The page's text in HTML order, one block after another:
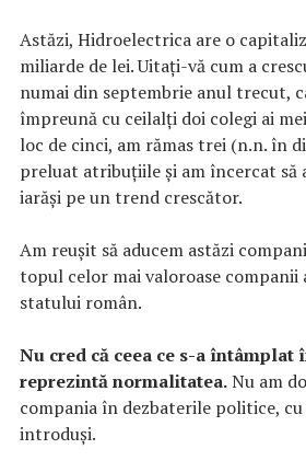
Astăzi, Hidroelectrica are o
miliarde de lei. Uitați-vă cum a
numai din septembrie anul trecut,
împreună cu ceilalți doi colegi ai
loc de cinci, am rămas trei (n.n. în
preluat atribuțiile și am încercat să
iarăși pe un trend crescător.
Am reușit să aducem astăzi
topul celor mai valoroase companii
statului român.
Nu cred că ceea ce s-a
reprezintă normalitatea.Nu am
compania în dezbaterile politice,
introduși.